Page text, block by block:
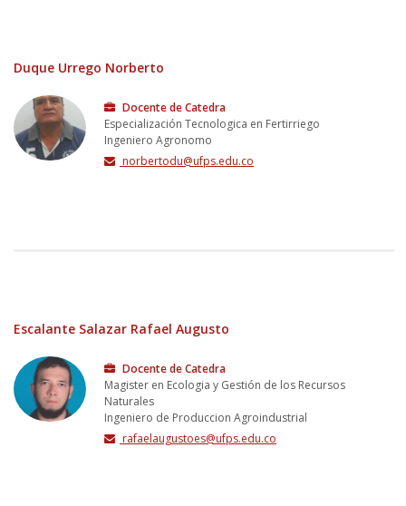
Duque Urrego Norberto
Docente de Catedra
Especialización Tecnologica en Fertirriego
Ingeniero Agronomo
norbertodu@ufps.edu.co
Escalante Salazar Rafael Augusto
Docente de Catedra
Magister en Ecologia y Gestión de los Recursos
Naturales
Ingeniero de Produccion Agroindustrial
rafaelaugustoes@ufps.edu.co